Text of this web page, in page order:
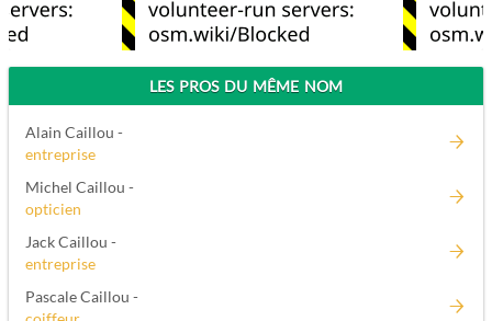
LES PROS DU MÊME NOM
Alain Caillou -
entreprise
Michel Caillou -
opticien
Jack Caillou -
entreprise
Pascale Caillou -